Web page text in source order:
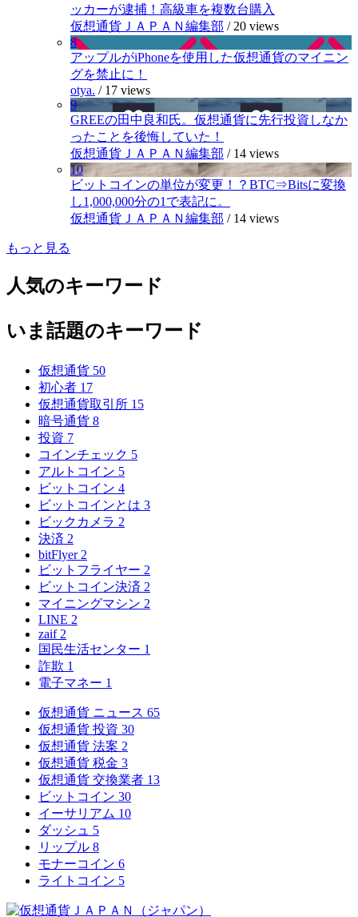
ッカーが逮捕！高級車を複数台購入
仮想通貨ＪＡＰＡＮ編集部 / 20 views
8
アップルがiPhoneを使用した仮想通貨のマイニン
グを禁止に！
otya. / 17 views
9
GREEの田中良和氏。仮想通貨に先行投資しなか
ったことを後悔していた！
仮想通貨ＪＡＰＡＮ編集部 / 14 views
10
ビットコインの単位が変更！？BTC⇒Bitsに変換
し1,000,000分の1で表記に。
仮想通貨ＪＡＰＡＮ編集部 / 14 views
もっと見る
人気のキーワード
いま話題のキーワード
仮想通貨 50
初心者 17
仮想通貨取引所 15
暗号通貨 8
投資 7
コインチェック 5
アルトコイン 5
ビットコイン 4
ビットコインとは 3
ビックカメラ 2
決済 2
bitFlyer 2
ビットフライヤー 2
ビットコイン決済 2
マイニングマシン 2
LINE 2
zaif 2
国民生活センター 1
詐欺 1
電子マネー 1
仮想通貨 ニュース 65
仮想通貨 投資 30
仮想通貨 法案 2
仮想通貨 税金 3
仮想通貨 交換業者 13
ビットコイン 30
イーサリアム 10
ダッシュ 5
リップル 8
モナーコイン 6
ライトコイン 5